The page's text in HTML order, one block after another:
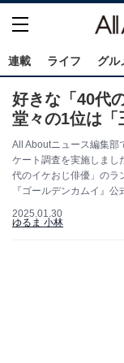
連載 ライフ グル
好きな「40代
堂々の1位は「
All Aboutニュース編集部
ケート調査を実施しまし
代のイケおじ俳優」のラ
『ゴールデンカムイ』公
2025.01.30
ゆるま 小林